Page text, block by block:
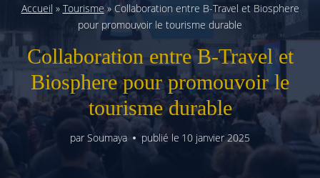
Accueil » Tourisme» Collaboration entre B-Travel et Biosphere
pour promouvoir le tourisme durable
Collaboration entre B-Travel et
Biosphere pour promouvoir le
tourisme durable
par Soumaya publié le 10 janvier 2025